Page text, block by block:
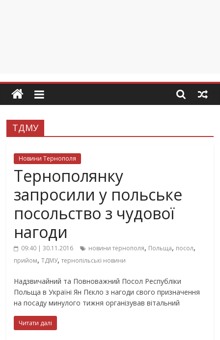
ТДМУ
Новини Тернополя
Тернополянку
запросили у польське
посольство з чудової
нагоди
09:40 | 30.11.2016 новини тернополя, Польща, посол,
прийом,ТДМУ,тернопільські новини
Надзвичайний та Повноважний Посол Республіки
Польща в Україні Ян Пєкло з нагоди свого призначення
на посаду минулого тижня організував вітальний
Читати далі